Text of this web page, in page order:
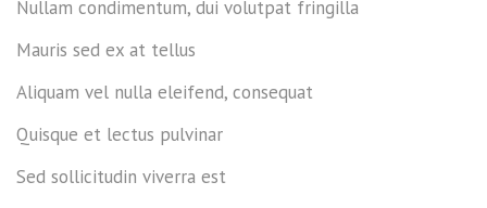
Nullam condimentum, dui volutpat fringilla
Mauris sed ex at tellus
Aliquam vel nulla eleifend, consequat
Quisque et lectus pulvinar
Sed sollicitudin viverra est